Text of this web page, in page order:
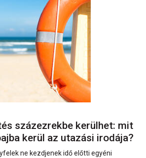
százezrekbe kerülhet: mit
kerül az utazási irodája?
ne kezdjenek idő előtti egyéni